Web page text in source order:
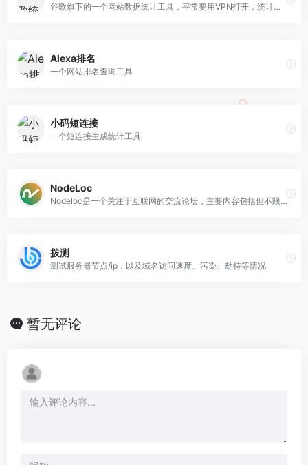
谷歌旗下的一个网站数据统计工具，平常要用VPN打开，统计的数据时差不一样
Alexa排名
一个网站排名查询工具
小码短连接
一个短连接生成统计工具
NodeLoc
Nodeloc是一个关注于互联网的交流论坛，主要内容包括但不限于主机,节点,技术,域名,建站,评测等，NL是一个自由地分享互联网资源的社区。
拨测
测试服务器节点/ip，以及域名访问速度、污染、劫持等情况
暂无评论